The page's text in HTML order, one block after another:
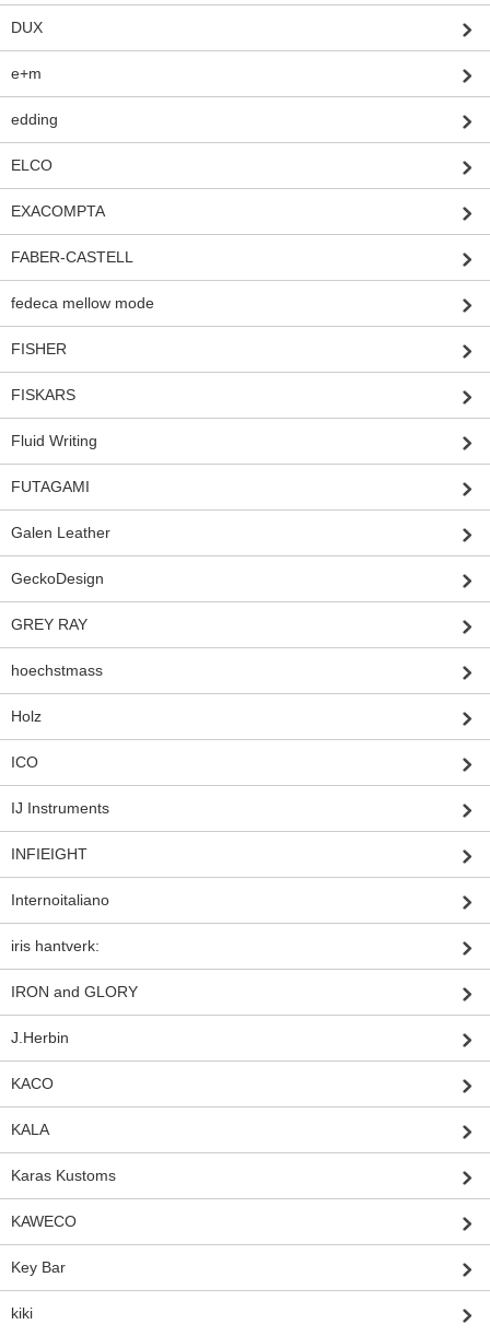
DUX
e+m
edding
ELCO
EXACOMPTA
FABER-CASTELL
fedeca mellow mode
FISHER
FISKARS
Fluid Writing
FUTAGAMI
Galen Leather
GeckoDesign
GREY RAY
hoechstmass
Holz
ICO
IJ Instruments
INFIEIGHT
Internoitaliano
iris hantverk:
IRON and GLORY
J.Herbin
KACO
KALA
Karas Kustoms
KAWECO
Key Bar
kiki